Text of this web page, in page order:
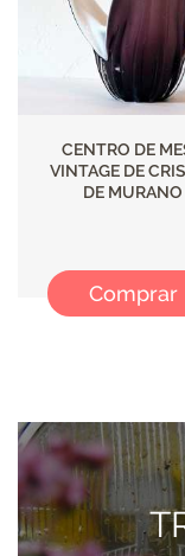
CENTRO DE
VINTAGE DE
DE MURANO
Comprar